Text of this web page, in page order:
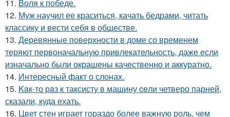
11. Воля к победе.
12. Муж научил ее краситься, качать бедрами, читать
классику и вести себя в обществе.
13. Деревянные поверхности в доме со временем
теряют первоначальную привлекательность, даже если
изначально были окрашены качественно и аккуратно.
14. Интересный факт о слонах.
15. Kaк-то paз к таксисту в машину ceли четверо парней,
сказали, куда ехать.
16. Цвет стен играет гораздо более важную роль, чем